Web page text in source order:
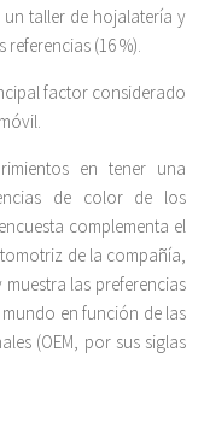
taller de hojalatería y
(16 %).
factor considerado
en tener una
de color de los
complementa el
de la compañía,
las preferencias
en función de las
(OEM, por sus siglas